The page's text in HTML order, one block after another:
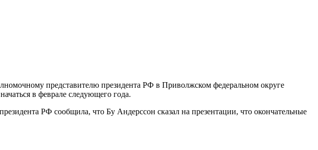
представителю президента РФ в Приволжском федеральном округе
в феврале следующего года.
РФ сообщила, что Бу Андерссон сказал на презентации, что окончательные